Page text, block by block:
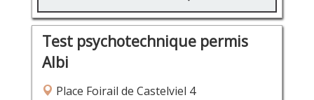
Test psychotechnique permis
Albi
Place Foirail de Castelviel 4